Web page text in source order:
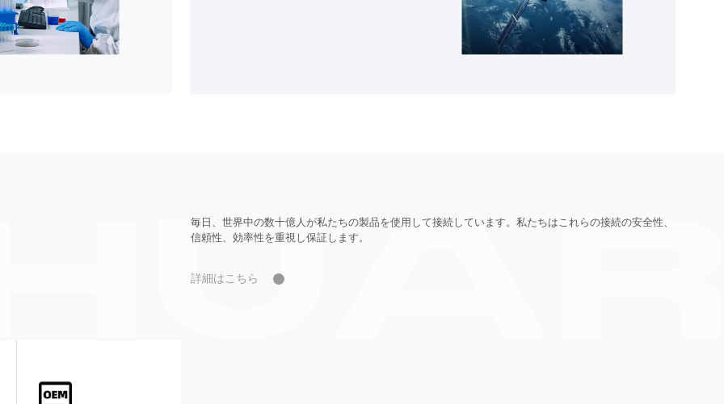
毎日、世界中の数十億人が私たちの製品を使用して接続しています。私たちはこれらの接続の安全性、
信頼性、効率性を重視し保証します。
詳細はこちら